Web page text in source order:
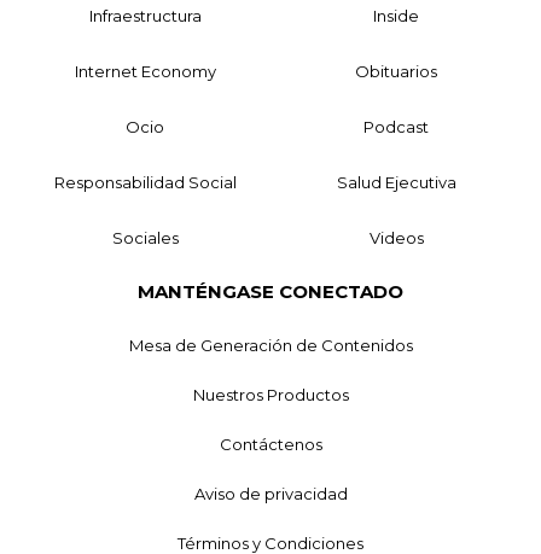
Infraestructura Inside
Internet Economy Obituarios
Ocio Podcast
Responsabilidad Social Salud Ejecutiva
Sociales Videos
MANTÉNGASE CONECTADO
Mesa de Generación de Contenidos
Nuestros Productos
Contáctenos
Aviso de privacidad
Términos y Condiciones